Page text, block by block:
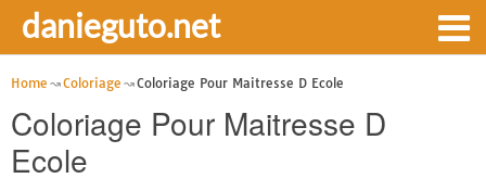
danieguto.net
Home Coloriage Coloriage Pour Maitresse D Ecole
Coloriage Pour Maitresse D
Ecole